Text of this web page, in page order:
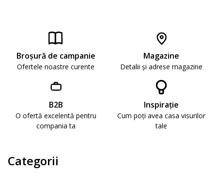
Broşură de campanie
Ofertele noastre curente
Magazine
Detalii și adrese magazine
B2B
O ofertă excelentă pentru
compania ta
Inspirație
Cum poți avea casa visurilor
tale
Categorii